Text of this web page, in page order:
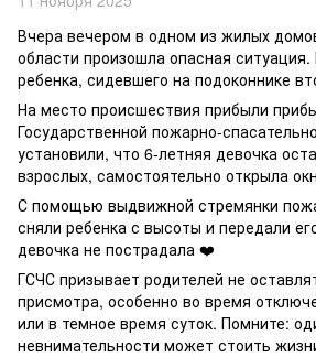
Вчера вечером в одном из жилых
области произошла опасная
ребенка, сидевшего на подоконнике
На место происшествия прибыли
Государственной пожарно-
установили, что 6-летняя девочка
взрослых, самостоятельно открыла
С помощью выдвижной стремянки
сняли ребенка с высоты и передали
девочка не пострадала ❤️
ГСЧС призывает родителей не
присмотра, особенно во время
или в темное время суток. Помните:
невнимательности может стоить